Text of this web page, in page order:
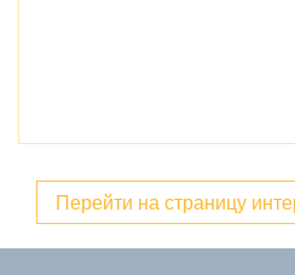
Перейти на страницу